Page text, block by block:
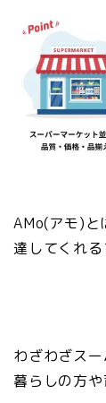
AMo(アモ)と
達してくれる
わざわざス
暮らしの方